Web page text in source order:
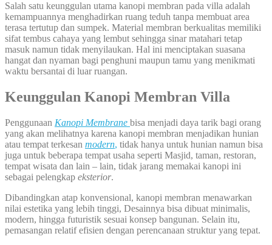
Salah satu keunggulan utama kanopi membran pada villa adalah
kemampuannya menghadirkan ruang teduh tanpa membuat area
terasa tertutup dan sumpek. Material membran berkualitas memiliki
sifat tembus cahaya yang lembut sehingga sinar matahari tetap
masuk namun tidak menyilaukan. Hal ini menciptakan suasana
hangat dan nyaman bagi penghuni maupun tamu yang menikmati
waktu bersantai di luar ruangan.
Keunggulan Kanopi Membran Villa
Penggunaan Kanopi Membrane bisa menjadi daya tarik bagi orang
yang akan melihatnya karena kanopi membran menjadikan hunian
atau tempat terkesan modern, tidak hanya untuk hunian namun bisa
juga untuk beberapa tempat usaha seperti Masjid, taman, restoran,
tempat wisata dan lain – lain, tidak jarang memakai kanopi ini
sebagai pelengkap eksterior.
Dibandingkan atap konvensional, kanopi membran menawarkan
nilai estetika yang lebih tinggi, Desainnya bisa dibuat minimalis,
modern, hingga futuristik sesuai konsep bangunan. Selain itu,
pemasangan relatif efisien dengan perencanaan struktur yang tepat.